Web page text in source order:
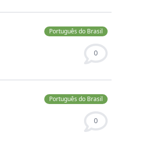
Português do Brasil
0
Português do Brasil
0